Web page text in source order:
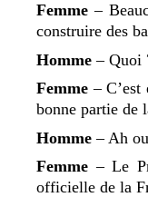
Femme –
construire des
Homme – Quoi
Femme –
bonne partie de
Homme – Ah
Femme – Le
officielle de la